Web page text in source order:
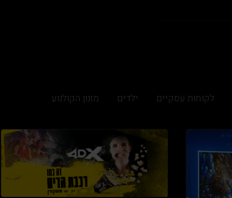
לקוחות עסקיים ילדים מזנון הקולנוע